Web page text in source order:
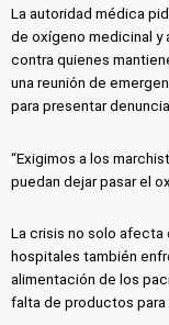
La autoridad médica
de oxígeno medicinal y
contra quienes
una reunión de
para presentar
“Exigimos a los
puedan dejar pasar el
La crisis no solo afecta
hospitales también
alimentación de los
falta de productos